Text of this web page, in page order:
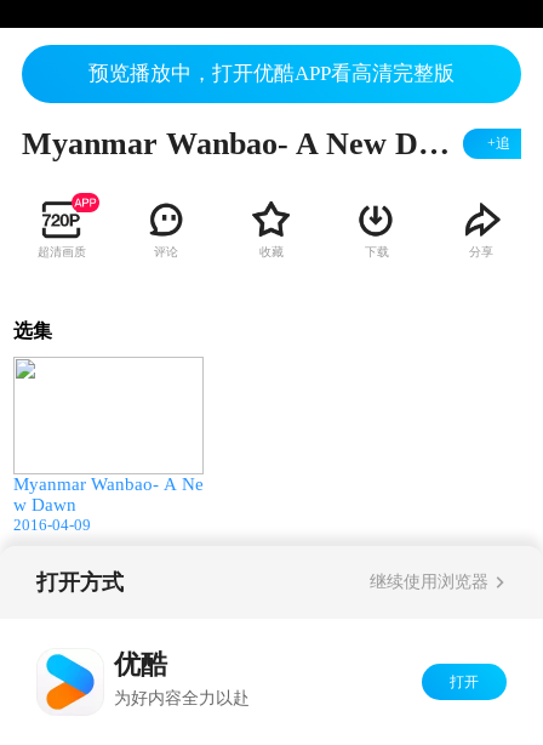
预览播放中，打开优酷APP看高清完整版
Myanmar Wanbao- A New Dawn +追
超清画质 评论 收藏 下载 分享
选集
Myanmar Wanbao- A Ne
w Dawn
2016-04-09
打开方式 继续使用浏览器
优酷
为好内容全力以赴
打开